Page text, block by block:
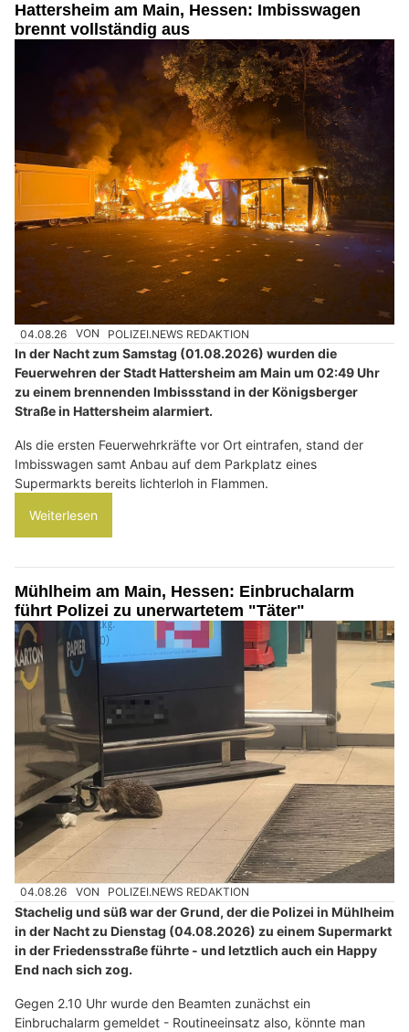
Hattersheim am Main, Hessen: Imbisswagen
brennt vollständig aus
04.08.26 VON POLIZEI.NEWS REDAKTION
In der Nacht zum Samstag (01.08.2026) wurden die
Feuerwehren der Stadt Hattersheim am Main um 02:49 Uhr
zu einem brennenden Imbissstand in der Königsberger
Straße in Hattersheim alarmiert.
Als die ersten Feuerwehrkräfte vor Ort eintrafen, stand der
Imbisswagen samt Anbau auf dem Parkplatz eines
Supermarkts bereits lichterloh in Flammen.
Weiterlesen
Mühlheim am Main, Hessen: Einbruchalarm
führt Polizei zu unerwartetem "Täter"
04.08.26 VON POLIZEI.NEWS REDAKTION
Stachelig und süß war der Grund, der die Polizei in Mühlheim
in der Nacht zu Dienstag (04.08.2026) zu einem Supermarkt
in der Friedensstraße führte - und letztlich auch ein Happy
End nach sich zog.
Gegen 2.10 Uhr wurde den Beamten zunächst ein
Einbruchalarm gemeldet - Routineeinsatz also, könnte man